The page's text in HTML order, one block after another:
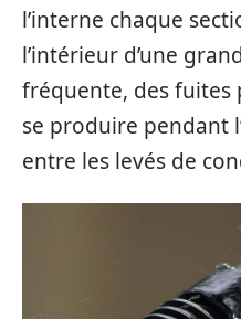
l’interne chaque
l’intérieur d’une
fréquente, des fuites
se produire pendant
entre les levés de